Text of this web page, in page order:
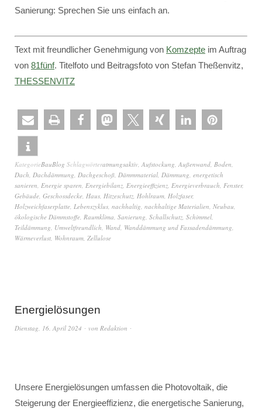
Sanierung: Sprechen Sie uns einfach an.
Text mit freundlicher Genehmigung von Komzepte im Auftrag
von 81fünf. Titelfoto und Beitragsfoto von Stefan Theßenvitz,
THESSENVITZ
KategorieBauBlog Schlagwörteratmungsaktiv, Aufstockung, Außenwand, Boden,
Dach, Dachdämmung, Dachgeschoß, Dämmmaterial, Dämmung, energetisch
sanieren, Energie sparen, Energiebilanz, Energieeffizienz, Energieverbrauch, Fenster,
Gebäude, Geschossdecke, Haus, Hitzeschutz, Hohlraum, Holzfaser,
Holzweichfaserplatte, Lebenszyklus, nachhaltig, nachhaltige Materialien, Neubau,
ökologische Dämmstoffe, Raumklima, Sanierung, Schallschutz, Schimmel,
Teildämmung, Umweltfreundlich, Wand, Wanddämmung und Fassadendämmung,
Wärmeverlust, Wohnraum, Zellulose
Energielösungen
Dienstag, 16. April 2024 von Redaktion
Unsere Energielösungen umfassen die Photovoltaik, die
Steigerung der Energieeffizienz, die energetische Sanierung,